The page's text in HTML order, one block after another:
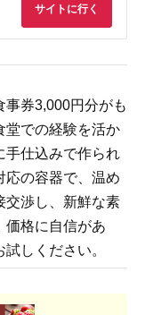
サイトに行く
事券3,000円分がも
堂での経験を活か
手仕込みで作られ
応の容器で、温め
交渉し、新鮮な素
価格に自信があ
しください。